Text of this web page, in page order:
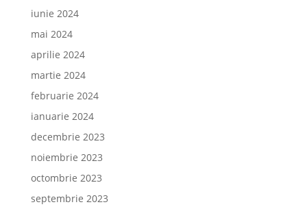
iunie 2024
mai 2024
aprilie 2024
martie 2024
februarie 2024
ianuarie 2024
decembrie 2023
noiembrie 2023
octombrie 2023
septembrie 2023